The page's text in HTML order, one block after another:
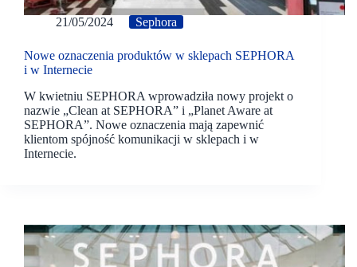
21/05/2024 Sephora
Nowe oznaczenia produktów w sklepach SEPHORA
i w Internecie
W kwietniu SEPHORA wprowadziła nowy projekt o
nazwie „Clean at SEPHORA” i „Planet Aware at
SEPHORA”. Nowe oznaczenia mają zapewnić
klientom spójność komunikacji w sklepach i w
Internecie.